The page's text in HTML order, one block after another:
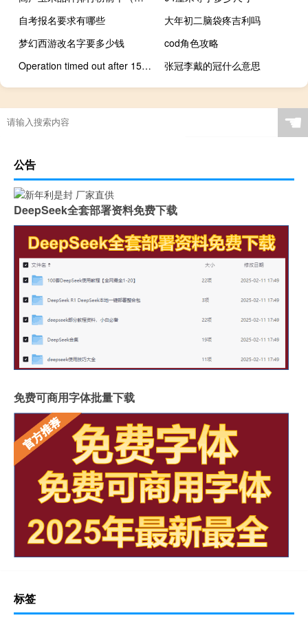
自考报名要求有哪些
大年初二脑袋疼吉利吗
梦幻西游改名字要多少钱
cod角色攻略
Operation timed out after 150010 milliseconds with 0 bytes received
张冠李戴的冠什么意思
☚
公告
DeepSeek全套部署资料免费下载
免费可商用字体批量下载
标签